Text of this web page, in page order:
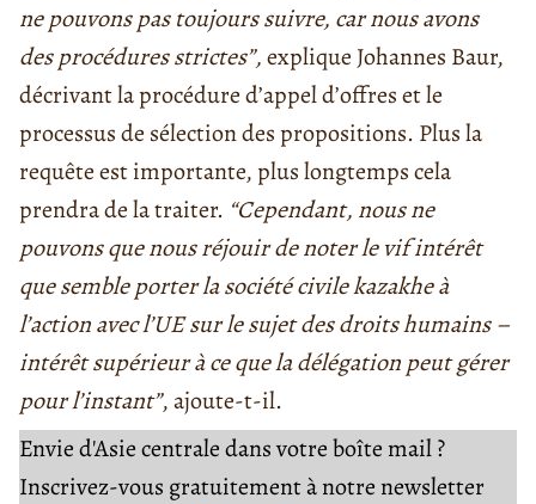
ne pouvons pas toujours suivre, car nous avons
des procédures strictes”,explique Johannes Baur,
décrivant la procédure d’appel d’offres et le
processus de sélection des propositions. Plus la
requête est importante, plus longtemps cela
prendra de la traiter. “Cependant, nous ne
pouvons que nous réjouir de noter le vif intérêt
que semble porter la société civile kazakhe à
l’action avec l’UE sur le sujet des droits humains –
intérêt supérieur à ce que la délégation peut gérer
pour l’instant”, ajoute-t-il.
Envie d'Asie centrale dans votre boîte mail ?
Inscrivez-vous gratuitement à notre newsletter